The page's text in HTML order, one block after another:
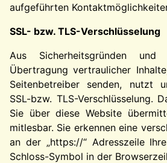
aufgeführten
SSL- bzw. TLS-Verschlüsselung
Aus Sicherheitsgründen
Übertragung vertraulicher
Seitenbetreiber senden, nutzt
SSL-bzw. TLS-Verschlüsselung.
Sie über diese Website
mitlesbar. Sie erkennen eine
an der „https://“ Adresszeile
Schloss-Symbol in der